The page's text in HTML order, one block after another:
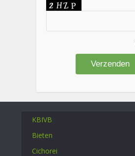
KBIVB
Bieten
Cichorei